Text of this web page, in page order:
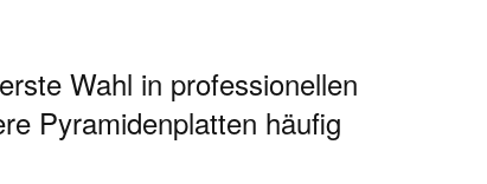
Wahl in professionellen
Pyramidenplatten häufig